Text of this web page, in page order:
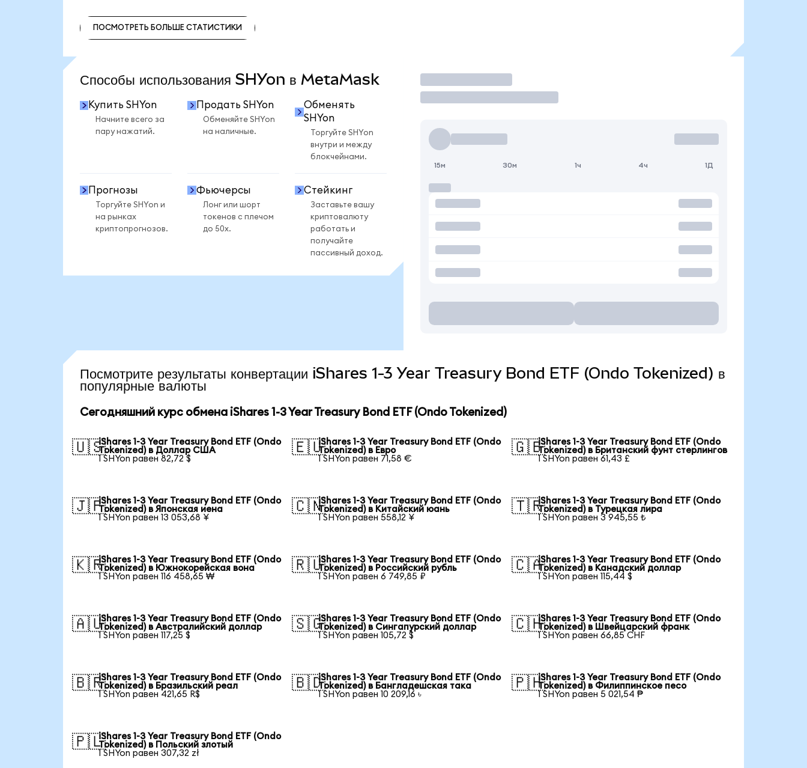
ПОСМОТРЕТЬ БОЛЬШЕ СТАТИСТИКИ
Способы использования SHYon в MetaMask
Купить SHYon
Начните всего за
пару нажатий.
Продать SHYon
Обменяйте SHYon
на наличные.
Обменять
SHYon
Торгуйте SHYon
внутри и между
блокчейнами.
Прогнозы
Торгуйте SHYon и
на рынках
криптопрогнозов.
Фьючерсы
Лонг или шорт
токенов с плечом
до 50x.
Стейкинг
Заставьте вашу
криптовалюту
работать и
получайте
пассивный доход.
Торговать
15м 30м 1ч 4ч 1Д
Посмотрите результаты конвертации iShares 1-3 Year Treasury Bond ETF (Ondo Tokenized) в
популярные валюты
Сегодняшний курс обмена iShares 1-3 Year Treasury Bond ETF (Ondo Tokenized)
🇺🇸iShares 1-3 Year Treasury Bond ETF (Ondo
Tokenized) в Доллар США
1 SHYon равен 82,72 $
🇪🇺iShares 1-3 Year Treasury Bond ETF (Ondo
Tokenized) в Евро
1 SHYon равен 71,58 €
🇬🇧iShares 1-3 Year Treasury Bond ETF (Ondo
Tokenized) в Британский фунт стерлингов
1 SHYon равен 61,43 £
🇯🇵iShares 1-3 Year Treasury Bond ETF (Ondo
Tokenized) в Японская иена
1 SHYon равен 13 053,68 ¥
🇨🇳iShares 1-3 Year Treasury Bond ETF (Ondo
Tokenized) в Китайский юань
1 SHYon равен 558,12 ¥
🇹🇷iShares 1-3 Year Treasury Bond ETF (Ondo
Tokenized) в Турецкая лира
1 SHYon равен 3 945,55 ₺
🇰🇷iShares 1-3 Year Treasury Bond ETF (Ondo
Tokenized) в Южнокорейская вона
1 SHYon равен 116 458,65 ₩
🇷🇺iShares 1-3 Year Treasury Bond ETF (Ondo
Tokenized) в Российский рубль
1 SHYon равен 6 749,85 ₽
🇨🇦iShares 1-3 Year Treasury Bond ETF (Ondo
Tokenized) в Канадский доллар
1 SHYon равен 115,44 $
🇦🇺iShares 1-3 Year Treasury Bond ETF (Ondo
Tokenized) в Австралийский доллар
1 SHYon равен 117,25 $
🇸🇬iShares 1-3 Year Treasury Bond ETF (Ondo
Tokenized) в Сингапурский доллар
1 SHYon равен 105,72 $
🇨🇭iShares 1-3 Year Treasury Bond ETF (Ondo
Tokenized) в Швейцарский франк
1 SHYon равен 66,85 CHF
🇧🇷iShares 1-3 Year Treasury Bond ETF (Ondo
Tokenized) в Бразильский реал
1 SHYon равен 421,65 R$
🇧🇩iShares 1-3 Year Treasury Bond ETF (Ondo
Tokenized) в Бангладешская така
1 SHYon равен 10 209,16 ৳
🇵🇭iShares 1-3 Year Treasury Bond ETF (Ondo
Tokenized) в Филиппинское песо
1 SHYon равен 5 021,54 ₱
🇵🇱iShares 1-3 Year Treasury Bond ETF (Ondo
Tokenized) в Польский злотый
1 SHYon равен 307,32 zł